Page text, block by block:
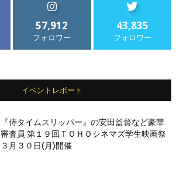
57,912
フォロワー
43,835
フォロワー
イベントレポート
『侍タイムスリッパー』の安田監督など豪華
審査員 第１９回ＴＯＨＯシネマズ学生映画祭
３月３０日(月)開催